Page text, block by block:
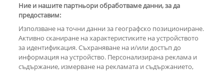
Ние и нашите партньори обработваме данни, за да
предоставим:
Използване на точни данни за географско позициониране.
Активно сканиране на характеристиките на устройството
за идентификация. Съхраняване на и/или достъп до
информация на устройство. Персонализирана реклама и
съдържание, измерване на рекламата и съдържанието,